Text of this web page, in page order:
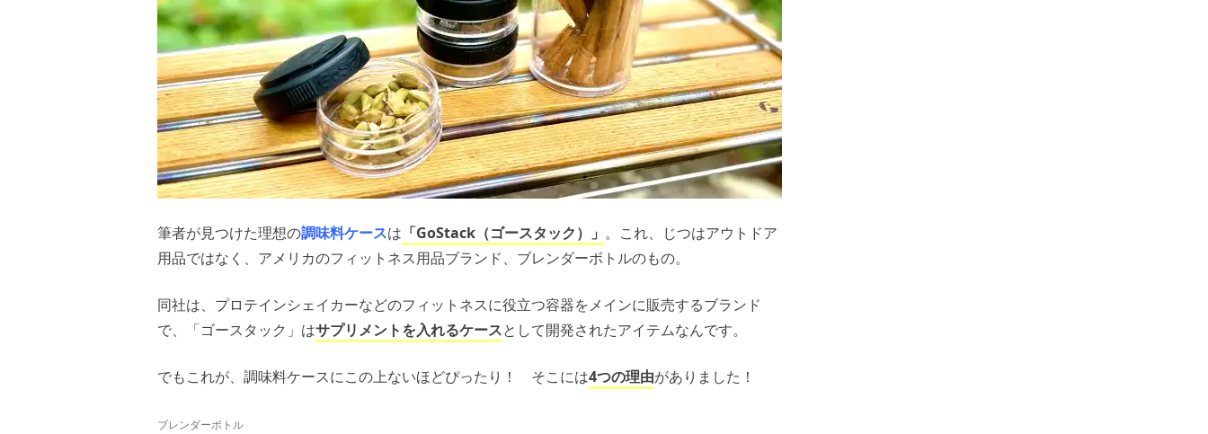
筆者が見つけた理想の調味料ケースは 「GoStack（ゴースタック）」 。これ、じつはアウトドア
用品ではなく、アメリカのフィットネス用品ブランド、ブレンダーボトルのもの。
同社は、プロテインシェイカーなどのフィットネスに役立つ容器をメインに販売するブランド
で、「ゴースタック」はサプリメントを入れるケースとして開発されたアイテムなんです。
でもこれが、調味料ケースにこの上ないほどぴったり！ そこには4つの理由がありました！
ブレンダーボトル